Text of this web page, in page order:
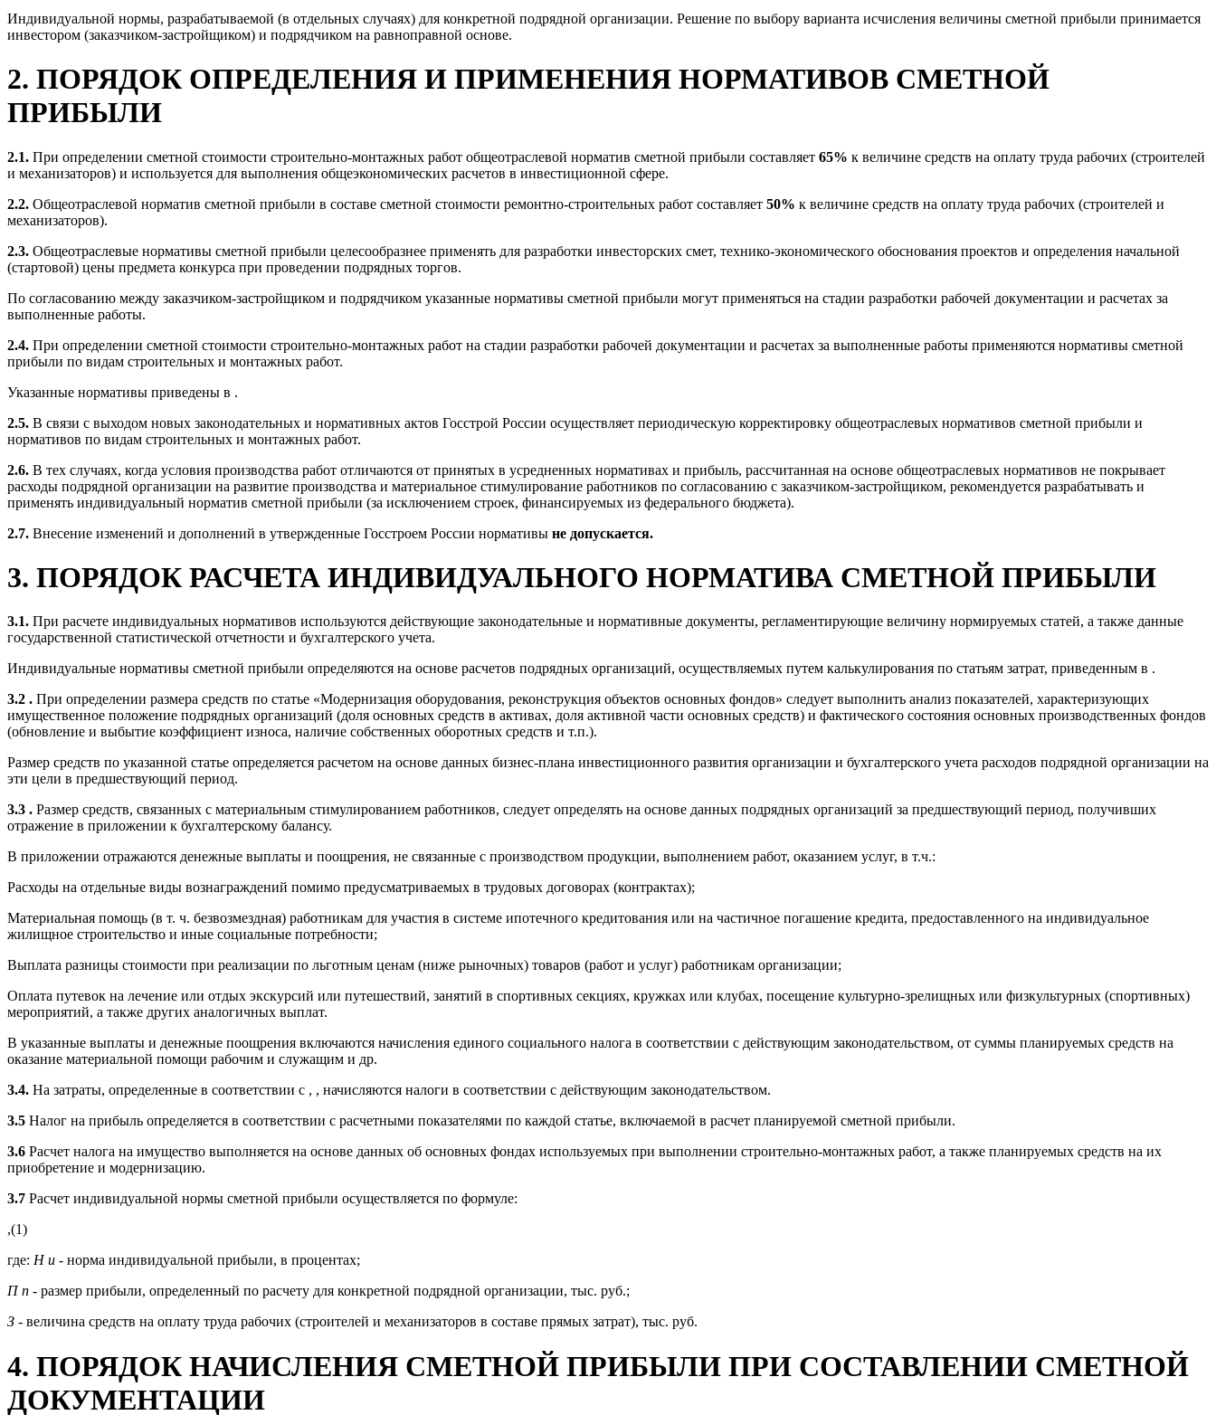
Индивидуальной нормы, разрабатываемой (в отдельных случаях) для конкретной подрядной организации. Решение по выбору варианта исчисления величины сметной прибыли принимается
инвестором (заказчиком-застройщиком) и подрядчиком на равноправной основе.
2. ПОРЯДОК ОПРЕДЕЛЕНИЯ И ПРИМЕНЕНИЯ НОРМАТИВОВ СМЕТНОЙ
ПРИБЫЛИ
2.1. При определении сметной стоимости строительно-монтажных работ общеотраслевой норматив сметной прибыли составляет 65% к величине средств на оплату труда рабочих (строителей
и механизаторов) и используется для выполнения общеэкономических расчетов в инвестиционной сфере.
2.2. Общеотраслевой норматив сметной прибыли в составе сметной стоимости ремонтно-строительных работ составляет 50% к величине средств на оплату труда рабочих (строителей и
механизаторов).
2.3. Общеотраслевые нормативы сметной прибыли целесообразнее применять для разработки инвесторских смет, технико-экономического обоснования проектов и определения начальной
(стартовой) цены предмета конкурса при проведении подрядных торгов.
По согласованию между заказчиком-застройщиком и подрядчиком указанные нормативы сметной прибыли могут применяться на стадии разработки рабочей документации и расчетах за
выполненные работы.
2.4. При определении сметной стоимости строительно-монтажных работ на стадии разработки рабочей документации и расчетах за выполненные работы применяются нормативы сметной
прибыли по видам строительных и монтажных работ.
Указанные нормативы приведены в .
2.5. В связи с выходом новых законодательных и нормативных актов Госстрой России осуществляет периодическую корректировку общеотраслевых нормативов сметной прибыли и
нормативов по видам строительных и монтажных работ.
2.6. В тех случаях, когда условия производства работ отличаются от принятых в усредненных нормативах и прибыль, рассчитанная на основе общеотраслевых нормативов не покрывает
расходы подрядной организации на развитие производства и материальное стимулирование работников по согласованию с заказчиком-застройщиком, рекомендуется разрабатывать и
применять индивидуальный норматив сметной прибыли (за исключением строек, финансируемых из федерального бюджета).
2.7. Внесение изменений и дополнений в утвержденные Госстроем России нормативы не допускается.
3. ПОРЯДОК РАСЧЕТА ИНДИВИДУАЛЬНОГО НОРМАТИВА СМЕТНОЙ ПРИБЫЛИ
3.1. При расчете индивидуальных нормативов используются действующие законодательные и нормативные документы, регламентирующие величину нормируемых статей, а также данные
государственной статистической отчетности и бухгалтерского учета.
Индивидуальные нормативы сметной прибыли определяются на основе расчетов подрядных организаций, осуществляемых путем калькулирования по статьям затрат, приведенным в .
3.2 . При определении размера средств по статье «Модернизация оборудования, реконструкция объектов основных фондов» следует выполнить анализ показателей, характеризующих
имущественное положение подрядных организаций (доля основных средств в активах, доля активной части основных средств) и фактического состояния основных производственных фондов
(обновление и выбытие коэффициент износа, наличие собственных оборотных средств и т.п.).
Размер средств по указанной статье определяется расчетом на основе данных бизнес-плана инвестиционного развития организации и бухгалтерского учета расходов подрядной организации на
эти цели в предшествующий период.
3.3 . Размер средств, связанных с материальным стимулированием работников, следует определять на основе данных подрядных организаций за предшествующий период, получивших
отражение в приложении к бухгалтерскому балансу.
В приложении отражаются денежные выплаты и поощрения, не связанные с производством продукции, выполнением работ, оказанием услуг, в т.ч.:
Расходы на отдельные виды вознаграждений помимо предусматриваемых в трудовых договорах (контрактах);
Материальная помощь (в т. ч. безвозмездная) работникам для участия в системе ипотечного кредитования или на частичное погашение кредита, предоставленного на индивидуальное
жилищное строительство и иные социальные потребности;
Выплата разницы стоимости при реализации по льготным ценам (ниже рыночных) товаров (работ и услуг) работникам организации;
Оплата путевок на лечение или отдых экскурсий или путешествий, занятий в спортивных секциях, кружках или клубах, посещение культурно-зрелищных или физкультурных (спортивных)
мероприятий, а также других аналогичных выплат.
В указанные выплаты и денежные поощрения включаются начисления единого социального налога в соответствии с действующим законодательством, от суммы планируемых средств на
оказание материальной помощи рабочим и служащим и др.
3.4. На затраты, определенные в соответствии с , , начисляются налоги в соответствии с действующим законодательством.
3.5 Налог на прибыль определяется в соответствии с расчетными показателями по каждой статье, включаемой в расчет планируемой сметной прибыли.
3.6 Расчет налога на имущество выполняется на основе данных об основных фондах используемых при выполнении строительно-монтажных работ, а также планируемых средств на их
приобретение и модернизацию.
3.7 Расчет индивидуальной нормы сметной прибыли осуществляется по формуле:
,(1)
где: Н и - норма индивидуальной прибыли, в процентах;
П п - размер прибыли, определенный по расчету для конкретной подрядной организации, тыс. руб.;
З - величина средств на оплату труда рабочих (строителей и механизаторов в составе прямых затрат), тыс. руб.
4. ПОРЯДОК НАЧИСЛЕНИЯ СМЕТНОЙ ПРИБЫЛИ ПРИ СОСТАВЛЕНИИ СМЕТНОЙ
ДОКУМЕНТАЦИИ